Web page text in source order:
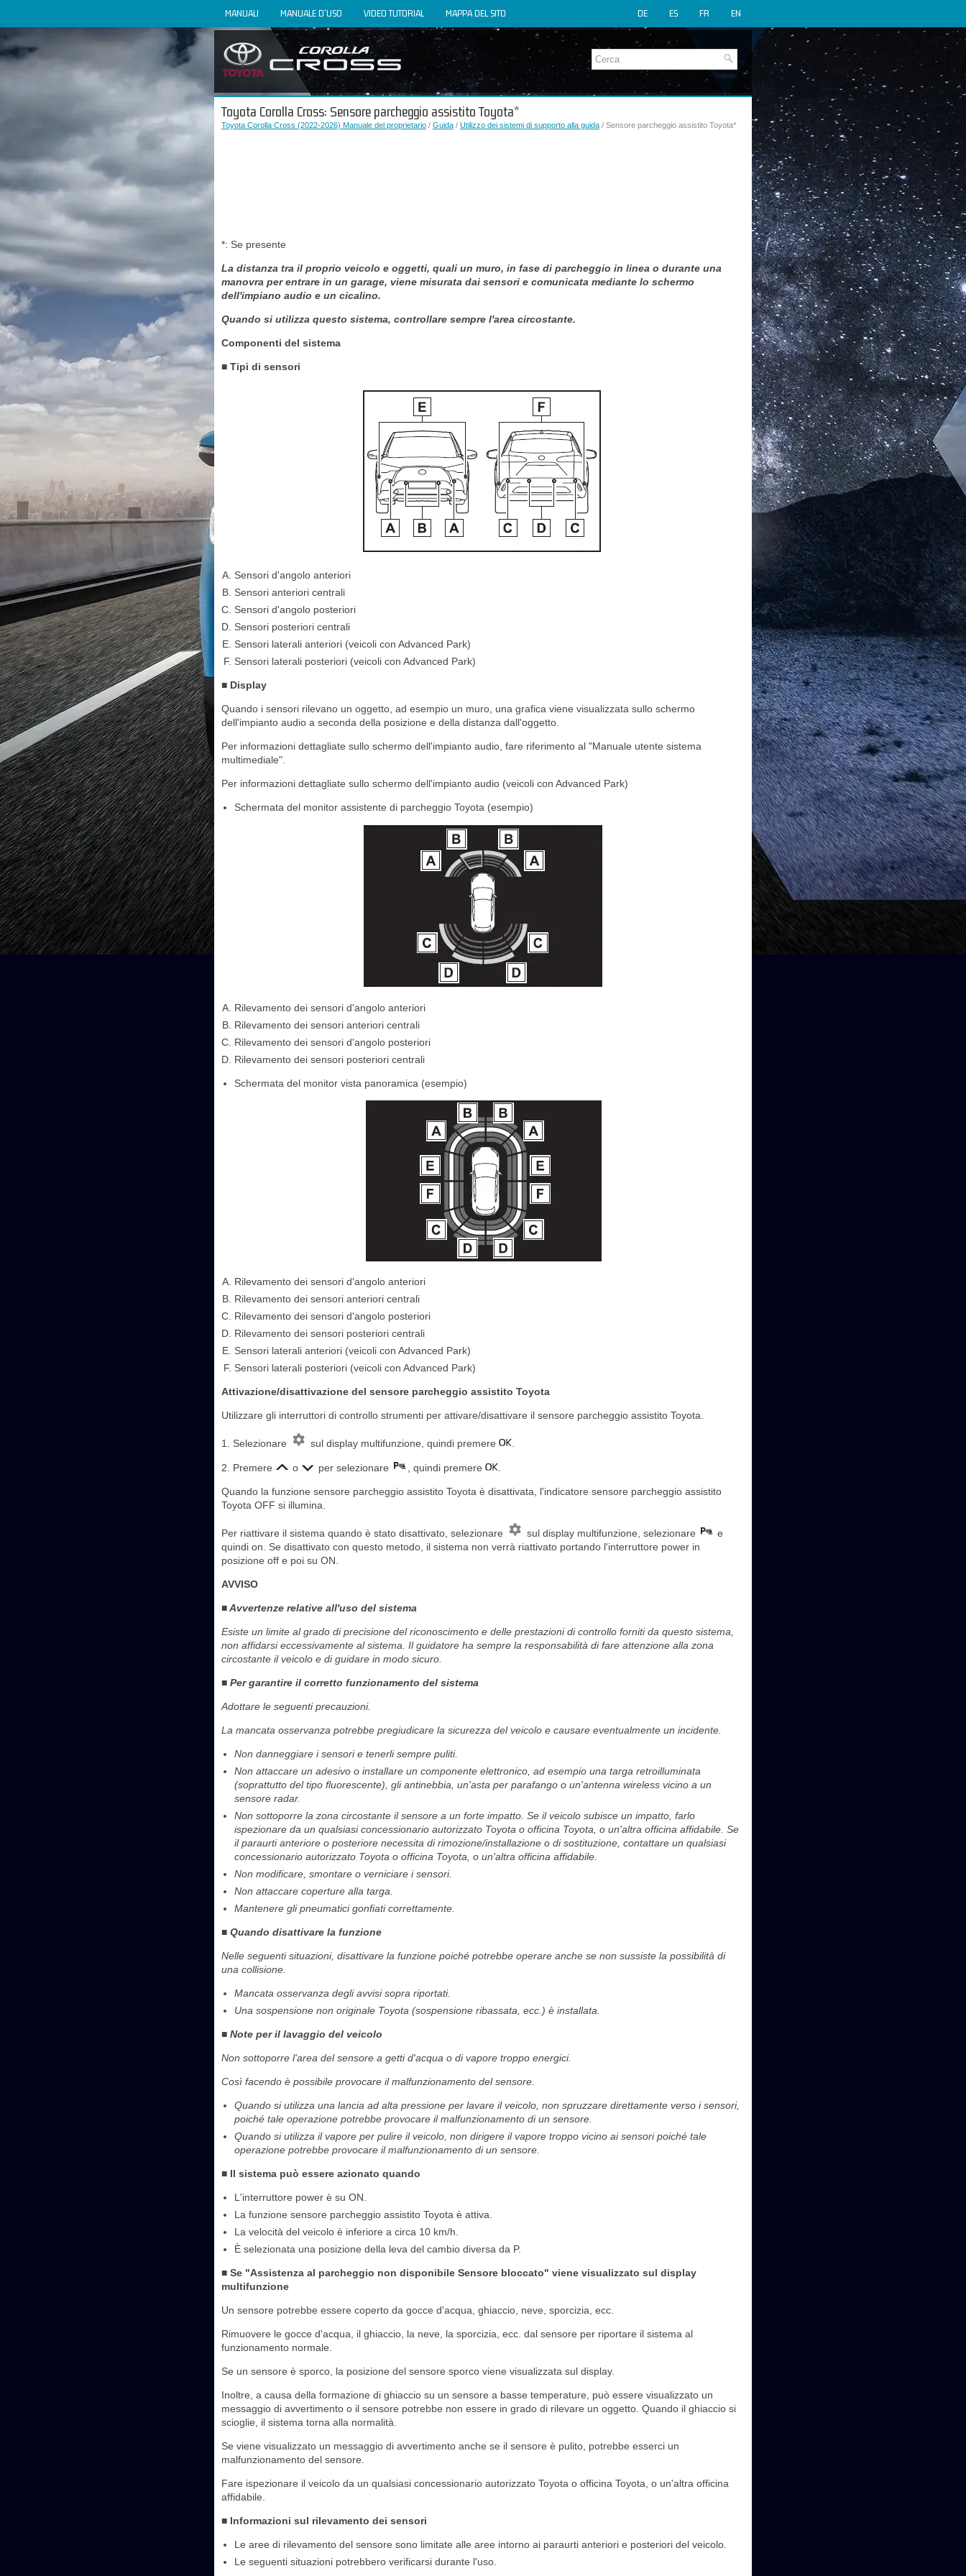
MANUALI MANUALE D'USO VIDEO TUTORIAL MAPPA DEL SITO EN
FR
ES
DE
Toyota Corolla Cross: Sensore parcheggio assistito Toyota*
Toyota Corolla Cross (2022-2026) Manuale del proprietario / Guida / Utilizzo dei sistemi di supporto alla guida / Sensore parcheggio assistito Toyota*
*: Se presente
La distanza tra il proprio veicolo e oggetti, quali un muro, in fase di parcheggio in linea o durante una
manovra per entrare in un garage, viene misurata dai sensori e comunicata mediante lo schermo
dell'impiano audio e un cicalino.
Quando si utilizza questo sistema, controllare sempre l'area circostante.
Componenti del sistema
■ Tipi di sensori
Sensori d'angolo anteriori
Sensori anteriori centrali
Sensori d'angolo posteriori
Sensori posteriori centrali
Sensori laterali anteriori (veicoli con Advanced Park)
Sensori laterali posteriori (veicoli con Advanced Park)
■ Display
Quando i sensori rilevano un oggetto, ad esempio un muro, una grafica viene visualizzata sullo schermo
dell'impianto audio a seconda della posizione e della distanza dall'oggetto.
Per informazioni dettagliate sullo schermo dell'impianto audio, fare riferimento al "Manuale utente sistema
multimediale".
Per informazioni dettagliate sullo schermo dell'impianto audio (veicoli con Advanced Park)
Schermata del monitor assistente di parcheggio Toyota (esempio)
Rilevamento dei sensori d'angolo anteriori
Rilevamento dei sensori anteriori centrali
Rilevamento dei sensori d'angolo posteriori
Rilevamento dei sensori posteriori centrali
Schermata del monitor vista panoramica (esempio)
Rilevamento dei sensori d'angolo anteriori
Rilevamento dei sensori anteriori centrali
Rilevamento dei sensori d'angolo posteriori
Rilevamento dei sensori posteriori centrali
Sensori laterali anteriori (veicoli con Advanced Park)
Sensori laterali posteriori (veicoli con Advanced Park)
Attivazione/disattivazione del sensore parcheggio assistito Toyota
Utilizzare gli interruttori di controllo strumenti per attivare/disattivare il sensore parcheggio assistito Toyota.
1. Selezionare sul display multifunzione, quindi premere
2. Premere o per selezionare , quindi premere
Quando la funzione sensore parcheggio assistito Toyota è disattivata, l'indicatore sensore parcheggio assistito
Toyota OFF si illumina.
Per riattivare il sistema quando è stato disattivato, selezionare sul display multifunzione, selezionare
e
quindi on. Se disattivato con questo metodo, il sistema non verrà riattivato portando l'interruttore power in
posizione off e poi su ON.
AVVISO
■ Avvertenze relative all'uso del sistema
Esiste un limite al grado di precisione del riconoscimento e delle prestazioni di controllo forniti da questo sistema,
non affidarsi eccessivamente al sistema. Il guidatore ha sempre la responsabilità di fare attenzione alla zona
circostante il veicolo e di guidare in modo sicuro.
■ Per garantire il corretto funzionamento del sistema
Adottare le seguenti precauzioni.
La mancata osservanza potrebbe pregiudicare la sicurezza del veicolo e causare eventualmente un incidente.
Non danneggiare i sensori e tenerli sempre puliti.
Non attaccare un adesivo o installare un componente elettronico, ad esempio una targa retroilluminata
(soprattutto del tipo fluorescente), gli antinebbia, un'asta per parafango o un'antenna wireless vicino a un
sensore radar.
Non sottoporre la zona circostante il sensore a un forte impatto. Se il veicolo subisce un impatto, farlo
ispezionare da un qualsiasi concessionario autorizzato Toyota o officina Toyota, o un'altra officina affidabile. Se
il paraurti anteriore o posteriore necessita di rimozione/installazione o di sostituzione, contattare un qualsiasi
concessionario autorizzato Toyota o officina Toyota, o un'altra officina affidabile.
Non modificare, smontare o verniciare i sensori.
Non attaccare coperture alla targa.
Mantenere gli pneumatici gonfiati correttamente.
■ Quando disattivare la funzione
Nelle seguenti situazioni, disattivare la funzione poiché potrebbe operare anche se non sussiste la possibilità di
una collisione.
Mancata osservanza degli avvisi sopra riportati.
Una sospensione non originale Toyota (sospensione ribassata, ecc.) è installata.
■ Note per il lavaggio del veicolo
Non sottoporre l'area del sensore a getti d'acqua o di vapore troppo energici.
Così facendo è possibile provocare il malfunzionamento del sensore.
Quando si utilizza una lancia ad alta pressione per lavare il veicolo, non spruzzare direttamente verso i sensori,
poiché tale operazione potrebbe provocare il malfunzionamento di un sensore.
Quando si utilizza il vapore per pulire il veicolo, non dirigere il vapore troppo vicino ai sensori poiché tale
operazione potrebbe provocare il malfunzionamento di un sensore.
■ Il sistema può essere azionato quando
L'interruttore power è su ON.
La funzione sensore parcheggio assistito Toyota è attiva.
La velocità del veicolo è inferiore a circa 10 km/h.
È selezionata una posizione della leva del cambio diversa da P.
■ Se "Assistenza al parcheggio non disponibile Sensore bloccato" viene visualizzato sul display
multifunzione
Un sensore potrebbe essere coperto da gocce d'acqua, ghiaccio, neve, sporcizia, ecc.
Rimuovere le gocce d'acqua, il ghiaccio, la neve, la sporcizia, ecc. dal sensore per riportare il sistema al
funzionamento normale.
Se un sensore è sporco, la posizione del sensore sporco viene visualizzata sul display.
Inoltre, a causa della formazione di ghiaccio su un sensore a basse temperature, può essere visualizzato un
messaggio di avvertimento o il sensore potrebbe non essere in grado di rilevare un oggetto. Quando il ghiaccio si
scioglie, il sistema torna alla normalità.
Se viene visualizzato un messaggio di avvertimento anche se il sensore è pulito, potrebbe esserci un
malfunzionamento del sensore.
Fare ispezionare il veicolo da un qualsiasi concessionario autorizzato Toyota o officina Toyota, o un'altra officina
affidabile.
■ Informazioni sul rilevamento dei sensori
Le aree di rilevamento del sensore sono limitate alle aree intorno ai paraurti anteriori e posteriori del veicolo.
Le seguenti situazioni potrebbero verificarsi durante l'uso.